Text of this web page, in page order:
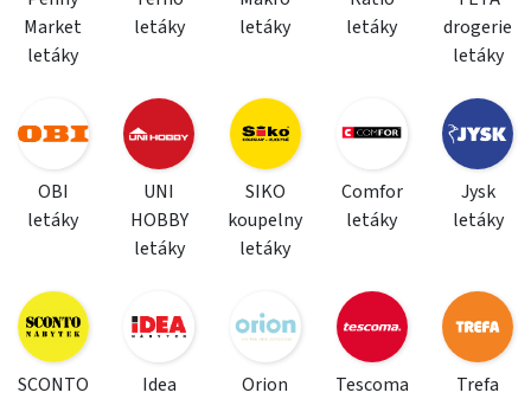
Market
letáky
letáky
letáky
letáky
drogerie
letáky
OBI
letáky
UNI
HOBBY
letáky
SIKO
koupelny
letáky
Comfor
letáky
Jysk
letáky
SCONTO
Idea
Orion
Tescoma
Trefa